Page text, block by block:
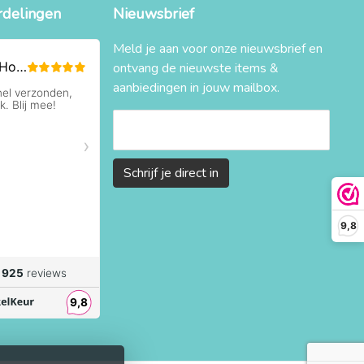
9,8
Nieuwsbrief
Meld je aan voor onze nieuwsbrief en
ontvang de nieuwste items &
aanbiedingen in jouw mailbox.
Schrijf je direct in